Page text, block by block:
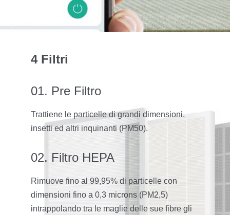
4 Filtri
01. Pre Filtro
Trattiene le particelle di grandi dimensioni,
insetti ed altri inquinanti (PM50).
02. Filtro HEPA
Rimuove fino al 99,95% di particelle con
dimensioni fino a 0,3 microns (PM2,5)
intrappolando tra le maglie delle sue fibre gli